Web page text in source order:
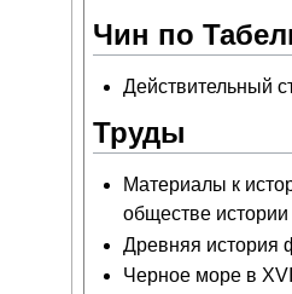
Чин по
Действительный
Труды
Материалы к
обществе
Древняя история
Черное море в